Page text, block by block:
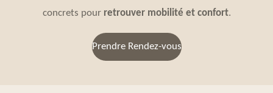
concrets pour retrouver mobilité et confort.
Prendre Rendez-vous